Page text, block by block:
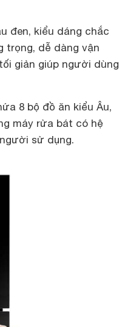
đen, kiểu dáng chắc
trọng, dễ dàng vận
giản giúp người dùng
8 bộ đồ ăn kiểu Âu,
máy rửa bát có hệ
sử dụng.